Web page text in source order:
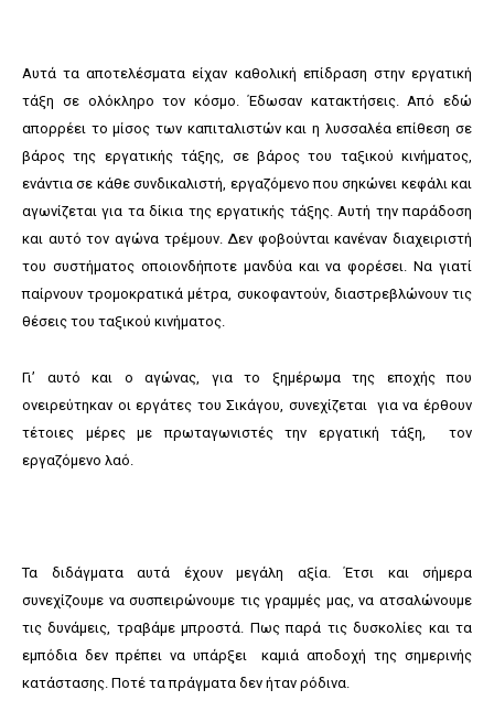
Αυτά τα αποτελέσματα είχαν καθολική επίδραση στην εργατική
τάξη σε ολόκληρο τον κόσμο. Έδωσαν κατακτήσεις. Από εδώ
απορρέει το μίσος των καπιταλιστών και η λυσσαλέα επίθεση σε
βάρος της εργατικής τάξης, σε βάρος του ταξικού κινήματος,
ενάντια σε κάθε συνδικαλιστή, εργαζόμενο που σηκώνει κεφάλι και
αγωνίζεται για τα δίκια της εργατικής τάξης. Αυτή την παράδοση
και αυτό τον αγώνα τρέμουν. Δεν φοβούνται κανέναν διαχειριστή
του συστήματος οποιονδήποτε μανδύα και να φορέσει. Να γιατί
παίρνουν τρομοκρατικά μέτρα, συκοφαντούν, διαστρεβλώνουν τις
θέσεις του ταξικού κινήματος.
Γι’ αυτό και ο αγώνας, για το ξημέρωμα της εποχής που
ονειρεύτηκαν οι εργάτες του Σικάγου, συνεχίζεται για να έρθουν
τέτοιες μέρες με πρωταγωνιστές την εργατική τάξη, τον
εργαζόμενο λαό.
Τα διδάγματα αυτά έχουν μεγάλη αξία. Έτσι και σήμερα
συνεχίζουμε να συσπειρώνουμε τις γραμμές μας, να ατσαλώνουμε
τις δυνάμεις, τραβάμε μπροστά. Πως παρά τις δυσκολίες και τα
εμπόδια δεν πρέπει να υπάρξει καμιά αποδοχή της σημερινής
κατάστασης. Ποτέ τα πράγματα δεν ήταν ρόδινα.